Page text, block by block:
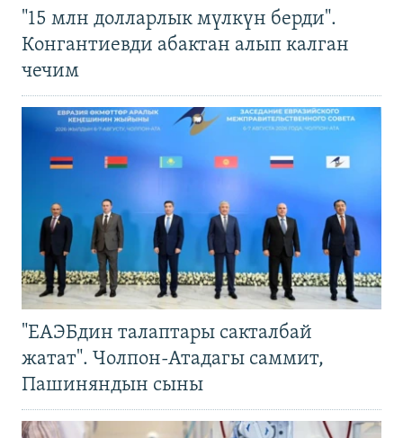
"15 млн долларлык мүлкүн берди".
Конгантиевди абактан алып калган
чечим
"ЕАЭБдин талаптары сакталбай
жатат". Чолпон-Атадагы саммит,
Пашиняндын сыны